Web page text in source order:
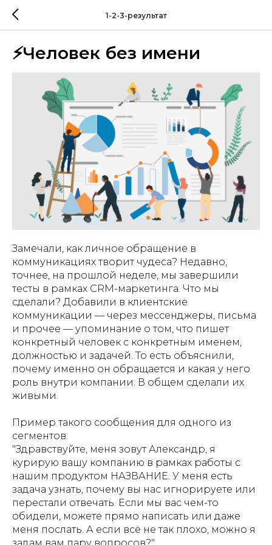
1-2-3-результат
⚡️Человек без имени
Замечали, как личное обращение в
коммуникациях творит чудеса? Недавно,
точнее, на прошлой неделе, мы завершили
тесты в рамках CRM-маркетинга. Что мы
сделали? Добавили в клиентские
коммуникации — через мессенджеры, письма
и прочее — упоминание о том, что пишет
конкретный человек с конкретным именем,
должностью и задачей. То есть объяснили,
почему именно он обращается и какая у него
роль внутри компании. В общем сделали их
живыми.
Пример такого сообщения для одного из
сегментов:
"Здравствуйте, меня зовут Александр, я
курирую вашу компанию в рамках работы с
нашим продуктом НАЗВАНИЕ. У меня есть
задача узнать, почему вы нас игнорируете или
перестали отвечать. Если мы вас чем-то
обидели, можете прямо написать или даже
меня послать. А если всё не так плохо, можно я